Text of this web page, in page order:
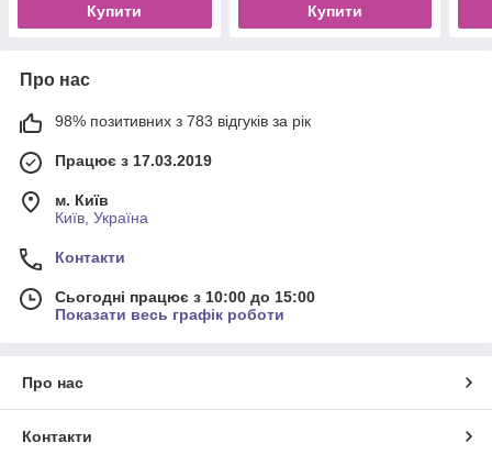
Купити Купити
Про нас
98% позитивних з 783 відгуків за рік
Працює з 17.03.2019
м. Київ
Київ, Україна
Контакти
Сьогодні працює з 10:00 до 15:00
Показати весь графік роботи
Про нас
Контакти